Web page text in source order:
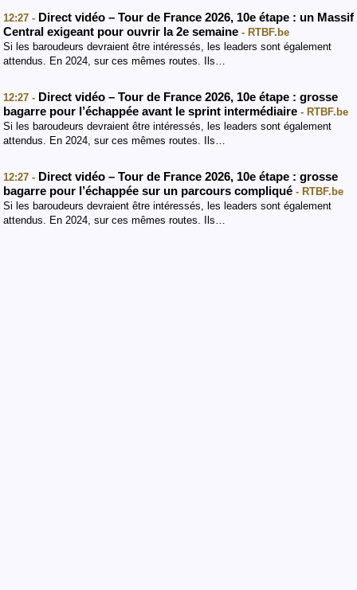
12:27 - Direct vidéo – Tour de France 2026, 10e étape : un Massif
Central exigeant pour ouvrir la 2e semaine - RTBF.be
Si les baroudeurs devraient être intéressés, les leaders sont également
attendus. En 2024, sur ces mêmes routes. Ils…
12:27 - Direct vidéo – Tour de France 2026, 10e étape : grosse
bagarre pour l’échappée avant le sprint intermédiaire - RTBF.be
Si les baroudeurs devraient être intéressés, les leaders sont également
attendus. En 2024, sur ces mêmes routes. Ils…
12:27 - Direct vidéo – Tour de France 2026, 10e étape : grosse
bagarre pour l’échappée sur un parcours compliqué - RTBF.be
Si les baroudeurs devraient être intéressés, les leaders sont également
attendus. En 2024, sur ces mêmes routes. Ils…